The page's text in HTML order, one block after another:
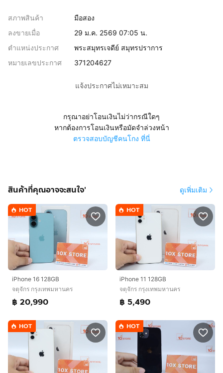
สภาพสินค้า
มือสอง
ลงขายเมื่อ
29 ม.ค. 2569 07:05 น.
ตำแหน่งประกาศ
พระสมุทรเจดีย์ สมุทรปราการ
หมายเลขประกาศ
371204627
แจ้งประกาศไม่เหมาะสม
กรุณาอย่าโอนเงินไม่ว่ากรณีใดๆ
หากต้องการโอนเงินหรือมัดจำล่วงหน้า
ตรวจสอบบัญชีคนโกง ที่นี่
สินค้าที่คุณอาจจะสนใจ' ดูเพิ่มเติม
HOT
iPhone 16 128GB
จตุจักร กรุงเทพมหานคร
฿ 20,990
HOT
iPhone 11 128GB
จตุจักร กรุงเทพมหานคร
฿ 5,490
HOT HOT